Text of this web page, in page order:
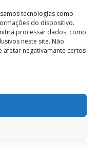
tecnologias como
do dispositivo.
processar dados, como
neste site. Não
negativamante certos